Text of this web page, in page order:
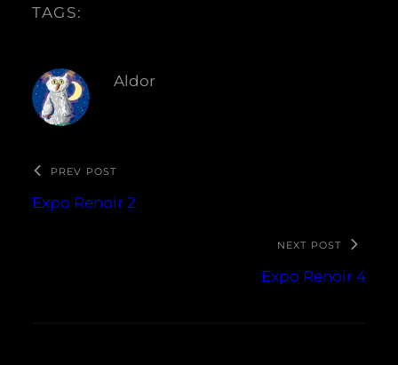
TAGS:
Aldor
PREV POST
Expo Renoir 2
NEXT POST
Expo Renoir 4